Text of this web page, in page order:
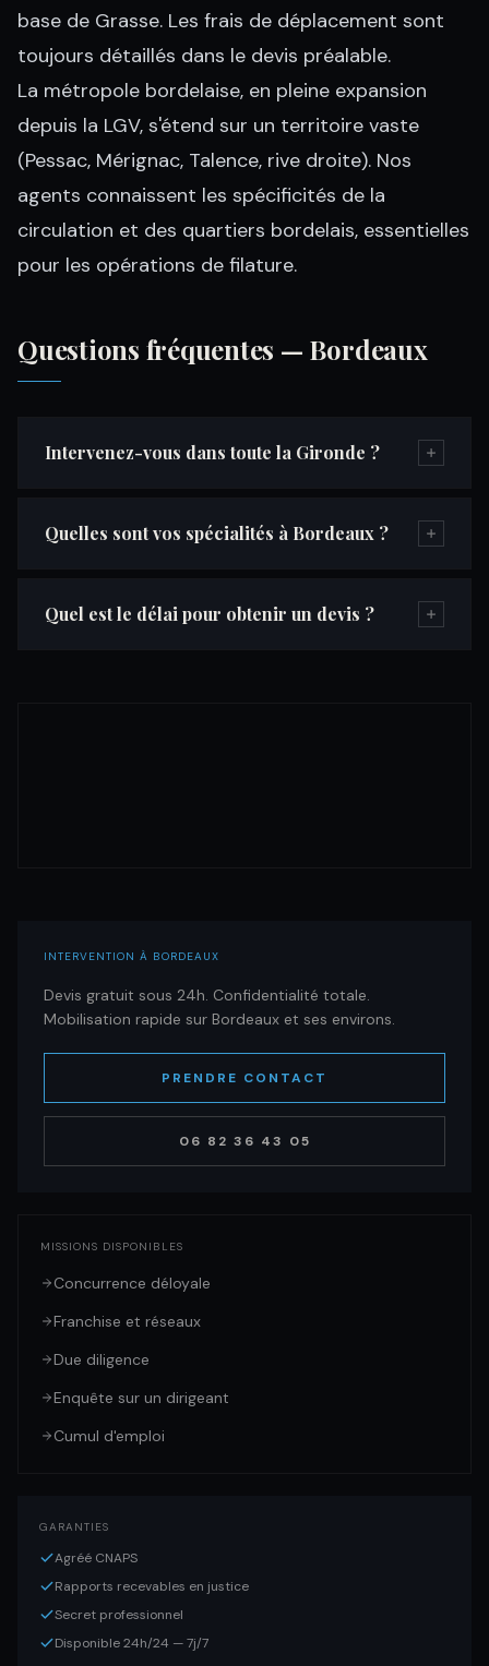
base de Grasse. Les frais de déplacement sont
toujours détaillés dans le devis préalable.
La métropole bordelaise, en pleine expansion
depuis la LGV, s'étend sur un territoire vaste
(Pessac, Mérignac, Talence, rive droite). Nos
agents connaissent les spécificités de la
circulation et des quartiers bordelais, essentielles
pour les opérations de filature.
Questions fréquentes — Bordeaux
Intervenez-vous dans toute la Gironde ?
Quelles sont vos spécialités à Bordeaux ?
Quel est le délai pour obtenir un devis ?
INTERVENTION À BORDEAUX
Devis gratuit sous 24h. Confidentialité totale.
Mobilisation rapide sur Bordeaux et ses environs.
PRENDRE CONTACT
06 82 36 43 05
MISSIONS DISPONIBLES
Concurrence déloyale
Franchise et réseaux
Due diligence
Enquête sur un dirigeant
Cumul d'emploi
GARANTIES
Agréé CNAPS
Rapports recevables en justice
Secret professionnel
Disponible 24h/24 — 7j/7